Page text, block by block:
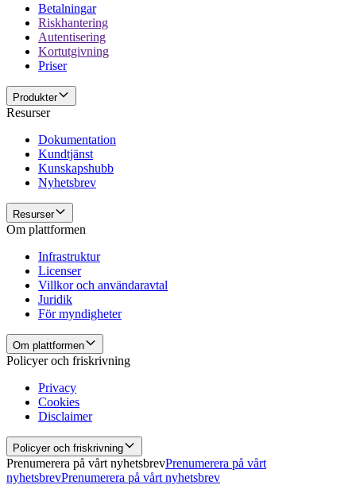
Betalningar
Riskhantering
Autentisering
Kortutgivning
Priser
Produkter
Resurser
Dokumentation
Kundtjänst
Kunskapshubb
Nyhetsbrev
Resurser
Om plattformen
Infrastruktur
Licenser
Villkor och användaravtal
Juridik
För myndigheter
Om plattformen
Policyer och friskrivning
Privacy
Cookies
Disclaimer
Policyer och friskrivning
Prenumerera på vårt nyhetsbrevPrenumerera på vårt
nyhetsbrevPrenumerera på vårt nyhetsbrev